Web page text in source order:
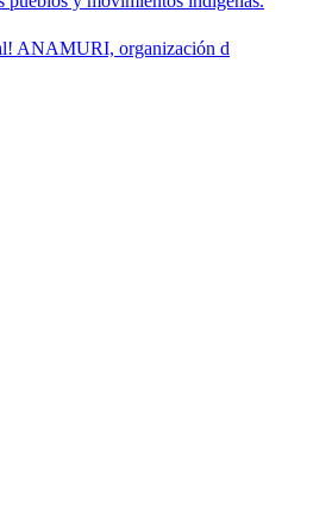
ANAMURI, organización d